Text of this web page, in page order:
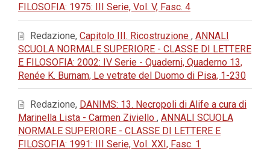
FILOSOFIA: 1975: III Serie, Vol. V, Fasc. 4
Redazione, Capitolo III. Ricostruzione , ANNALI
SCUOLA NORMALE SUPERIORE - CLASSE DI LETTERE
E FILOSOFIA: 2002: IV Serie - Quaderni, Quaderno 13,
Renée K. Burnam, Le vetrate del Duomo di Pisa, 1-230
Redazione, DANIMS: 13. Necropoli di Alife a cura di
Marinella Lista - Carmen Ziviello , ANNALI SCUOLA
NORMALE SUPERIORE - CLASSE DI LETTERE E
FILOSOFIA: 1991: III Serie, Vol. XXI, Fasc. 1